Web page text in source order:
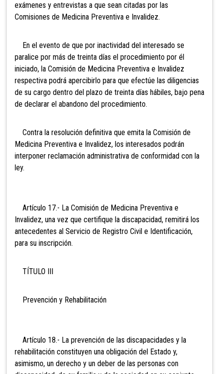
exámenes y entrevistas a que sean citadas por las
Comisiones de Medicina Preventiva e Invalidez.
En el evento de que por inactividad del interesado se
paralice por más de treinta días el procedimiento por él
iniciado, la Comisión de Medicina Preventiva e Invalidez
respectiva podrá apercibirlo para que efectúe las diligencias
de su cargo dentro del plazo de treinta días hábiles, bajo pena
de declarar el abandono del procedimiento.
Contra la resolución definitiva que emita la Comisión de
Medicina Preventiva e Invalidez, los interesados podrán
interponer reclamación administrativa de conformidad con la
ley.
Artículo 17.- La Comisión de Medicina Preventiva e
Invalidez, una vez que certifique la discapacidad, remitirá los
antecedentes al Servicio de Registro Civil e Identificación,
para su inscripción.
TÍTULO III
Prevención y Rehabilitación
Artículo 18.- La prevención de las discapacidades y la
rehabilitación constituyen una obligación del Estado y,
asimismo, un derecho y un deber de las personas con